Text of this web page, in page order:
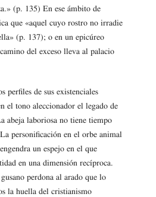
(p. 135) En ese ámbito de
que «aquel cuyo rostro no irradie
(p. 137); o en un epicúreo
del exceso lleva al palacio
perfiles de sus existenciales
el tono aleccionador el legado de
abeja laboriosa no tiene tiempo
personificación en el orbe animal
un espejo en el que
en una dimensión recíproca.
perdona al arado que lo
la huella del cristianismo